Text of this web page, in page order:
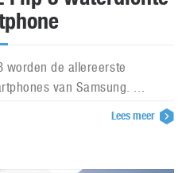
worden de allereerste
van Samsung. ...
Lees meer